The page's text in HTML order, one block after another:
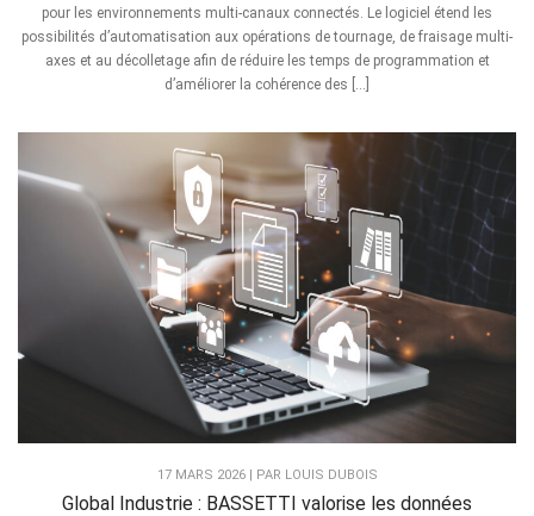
pour les environnements multi-canaux connectés. Le logiciel étend les
possibilités d’automatisation aux opérations de tournage, de fraisage multi-
axes et au décolletage afin de réduire les temps de programmation et
d’améliorer la cohérence des […]
17 MARS 2026 | PAR LOUIS DUBOIS
Global Industrie : BASSETTI valorise les données